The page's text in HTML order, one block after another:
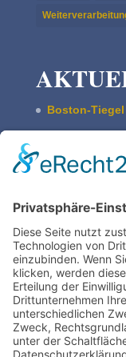
Boston-Tiegel
ASBERN
Boston Tiegel